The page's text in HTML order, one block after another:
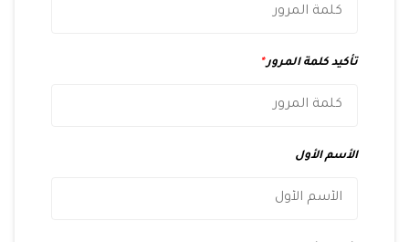
تأكيد كلمة المرور*
الأسم الأول